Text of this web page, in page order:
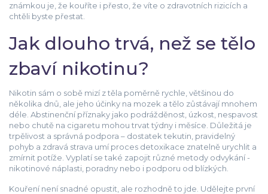
známkou je, že kouříte i přesto, že víte o zdravotních rizicích a
chtěli byste přestat.
Jak dlouho trvá, než se tělo
zbaví nikotinu?
Nikotin sám o sobě mizí z těla poměrně rychle, většinou do
několika dnů, ale jeho účinky na mozek a tělo zůstávají mnohem
déle. Abstinenční příznaky jako podrážděnost, úzkost, nespavost
nebo chutě na cigaretu mohou trvat týdny i měsíce. Důležitá je
trpělivost a správná podpora – dostatek tekutin, pravidelný
pohyb a zdravá strava umí proces detoxikace znatelně urychlit a
zmírnit potíže. Vyplatí se také zapojit různé metody odvykání -
nikotinové náplasti, poradny nebo i podporu od blízkých.
Kouření není snadné opustit, ale rozhodně to jde. Udělejte první